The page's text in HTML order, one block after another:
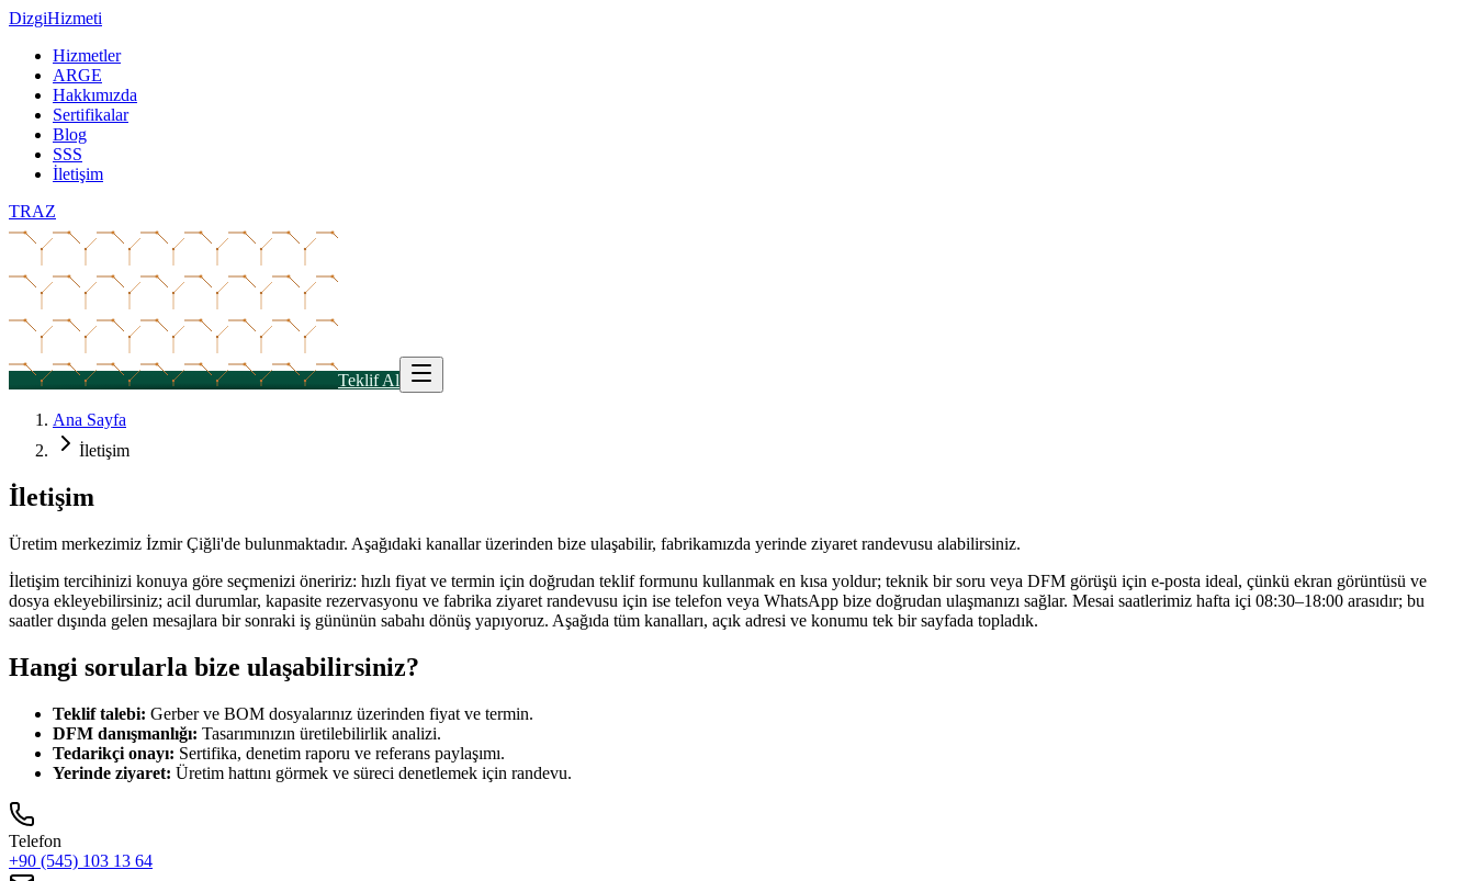
DizgiHizmeti
Hizmetler
ARGE
Hakkımızda
Sertifikalar
Blog
SSS
İletişim
TRAZ
Teklif Al
Ana Sayfa
İletişim
İletişim
Üretim merkezimiz İzmir Çiğli'de bulunmaktadır. Aşağıdaki kanallar üzerinden bize ulaşabilir, fabrikamızda yerinde ziyaret randevusu alabilirsiniz.
İletişim tercihinizi konuya göre seçmenizi öneririz: hızlı fiyat ve termin için doğrudan teklif formunu kullanmak en kısa yoldur; teknik bir soru veya DFM görüşü için e-posta ideal, çünkü ekran görüntüsü ve
dosya ekleyebilirsiniz; acil durumlar, kapasite rezervasyonu ve fabrika ziyaret randevusu için ise telefon veya WhatsApp bize doğrudan ulaşmanızı sağlar. Mesai saatlerimiz hafta içi 08:30–18:00 arasıdır; bu
saatler dışında gelen mesajlara bir sonraki iş gününün sabahı dönüş yapıyoruz. Aşağıda tüm kanalları, açık adresi ve konumu tek bir sayfada topladık.
Hangi sorularla bize ulaşabilirsiniz?
Teklif talebi: Gerber ve BOM dosyalarınız üzerinden fiyat ve termin.
DFM danışmanlığı: Tasarımınızın üretilebilirlik analizi.
Tedarikçi onayı: Sertifika, denetim raporu ve referans paylaşımı.
Yerinde ziyaret: Üretim hattını görmek ve süreci denetlemek için randevu.
Telefon
+90 (545) 103 13 64